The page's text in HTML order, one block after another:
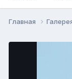
Главная